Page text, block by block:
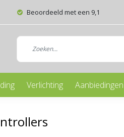
Beoordeeld met een 9,1
Verlichting Aanbiedingen